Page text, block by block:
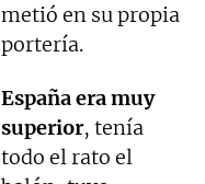
metió en su propia
portería.
España era muy
superior, tenía
todo el rato el